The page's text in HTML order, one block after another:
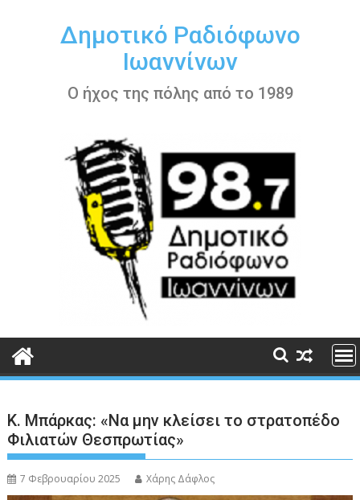
περιεχόμενοΔημοτικό Ραδιόφωνο
Ιωαννίνων
Ο ήχος της πόλης από το 1989
Κ. Μπάρκας: «Να μην κλείσει το στρατοπέδο
Φιλιατών Θεσπρωτίας»
7 Φεβρουαρίου 2025 Χάρης Δάφλος